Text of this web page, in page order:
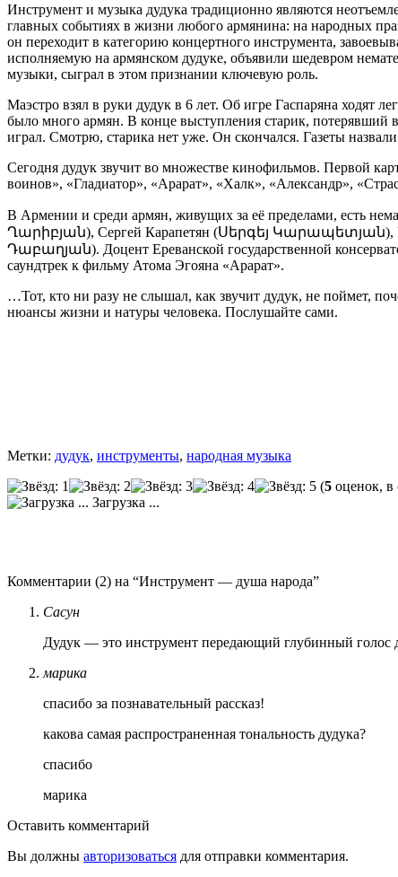
Инструмент и музыка дудука традиционно являются
главных событиях в жизни любого армянина: на народных
он переходит в категорию концертного инструмента,
исполняемую на армянском дудуке, объявили шедевром
музыки, сыграл в этом признании ключевую роль.
Маэстро взял в руки дудук в 6 лет. Об игре Гаспаряна ходят
было много армян. В конце выступления старик, потерявший
играл. Смотрю, старика нет уже. Он скончался. Газеты
Сегодня дудук звучит во множестве кинофильмов. Первой
воинов», «Гладиатор», «Арарат», «Халк», «Александр»,
В Армении и среди армян, живущих за её пределами, есть
Ղարիբյան), Сергей Карапетян (Սերգեյ Կարապետյան),
Դաբաղյան). Доцент Ереванской государственной
саундтрек к фильму Атома Эгояна «Арарат».
…Тот, кто ни разу не слышал, как звучит дудук, не поймет,
нюансы жизни и натуры человека. Послушайте сами.
Метки: дудук, инструменты, народная музыка
(5 оценок, в
Загрузка ...
Комментарии (2) на “Инструмент — душа народа”
Сасун
Дудук — это инструмент передающий глубинный голос
марика
спасибо за познавательный рассказ!
какова самая распространенная тональность дудука?
спасибо
марика
Оставить комментарий
Вы должны авторизоваться для отправки комментария.